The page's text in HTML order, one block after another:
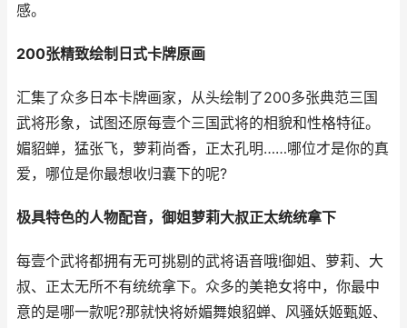
感。
200张精致绘制日式卡牌原画
汇集了众多日本卡牌画家，从头绘制了200多张典范三国
武将形象，试图还原每壹个三国武将的相貌和性格特征。
媚貂蝉，猛张飞，萝莉尚香，正太孔明……哪位才是你的真
爱，哪位是你最想收归囊下的呢?
极具特色的人物配音，御姐萝莉大叔正太统统拿下
每壹个武将都拥有无可挑剔的武将语音哦!御姐、萝莉、大
叔、正太无所不有统统拿下。众多的美艳女将中，你最中
意的是哪一款呢?那就快将娇媚舞娘貂蝉、风骚妖姬甄姬、